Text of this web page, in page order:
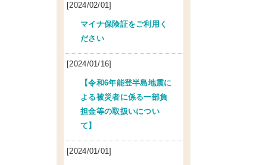
[2024/02/01]
マイナ保険証をご利用く
ださい
[2024/01/16]
【令和6年能登半島地震に
よる被災者に係る一部負
担金等の取扱いについ
て】
[2024/01/01]